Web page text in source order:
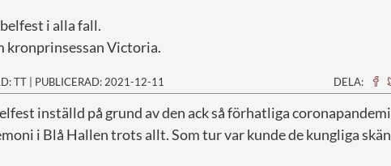
i alla fall.
kronprinsessan Victoria.
TT | PUBLICERAD: 2021-12-11 DELA:
inställd på grund av den ack så förhatliga
i Blå Hallen trots allt. Som tur var kunde de kungliga